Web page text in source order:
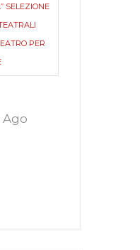
SELEZIONE
PER
Ago